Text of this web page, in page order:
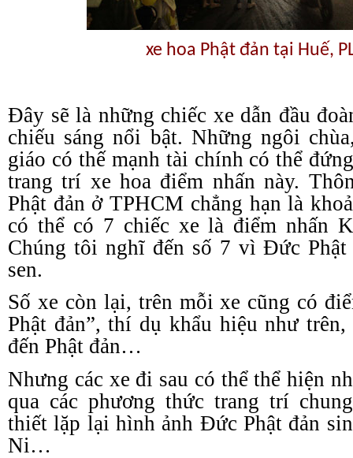
xe hoa Phật đản tại Huế,
Đây sẽ là những chiếc xe dẫn đầu
chiếu sáng nổi bật. Những ngôi
giáo có thế mạnh tài chính có thể
trang trí xe hoa điểm nhấn này.
Phật đản ở TPHCM chẳng hạn là
có thể có 7 chiếc xe là điểm nhấn
Chúng tôi nghĩ đến số 7 vì Đức
sen.
Số xe còn lại, trên mỗi xe cũng có
Phật đản”, thí dụ khẩu hiệu như
đến Phật đản…
Nhưng các xe đi sau có thể thể hiện
qua các phương thức trang trí
thiết lặp lại hình ảnh Đức Phật đản
Ni…